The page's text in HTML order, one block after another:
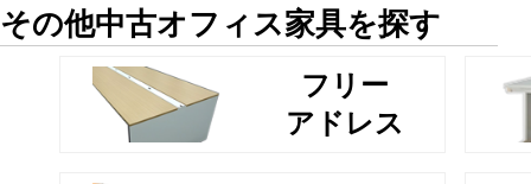
その他中古オフィス家具を探す
フリー
アドレス